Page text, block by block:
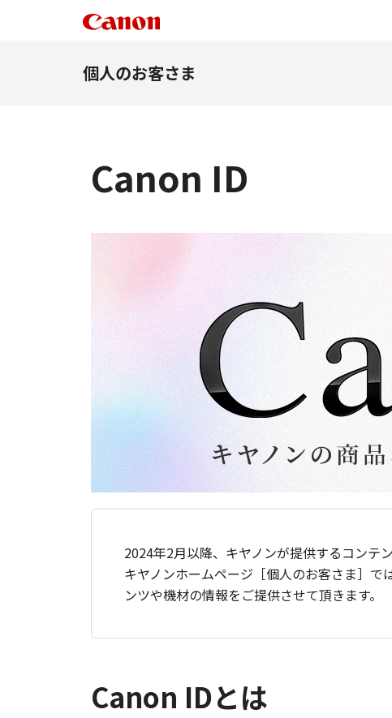
個人のお客さま
Canon ID
2024年2月以降、キヤノンが提供するコンテ
キヤノンホームページ［個人のお客さま］
ンツや機材の情報をご提供させて頂きます。
Canon IDとは